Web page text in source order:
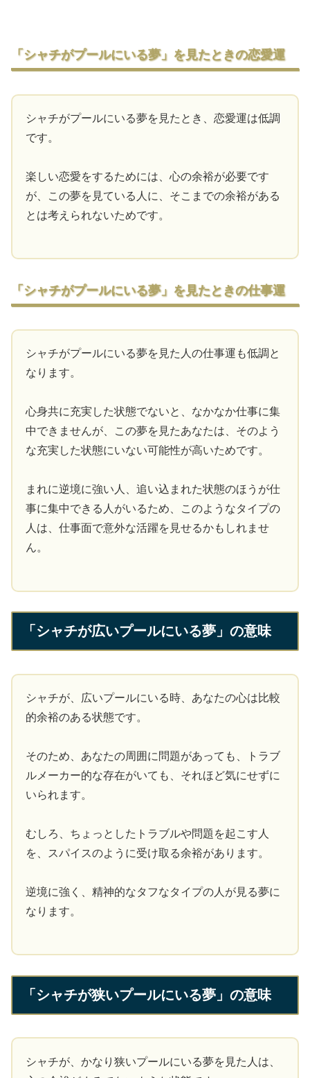
「シャチがプールにいる夢」を見たときの恋愛運
シャチがプールにいる夢を見たとき、恋愛運は低調
です。
楽しい恋愛をするためには、心の余裕が必要です
が、この夢を見ている人に、そこまでの余裕がある
とは考えられないためです。
「シャチがプールにいる夢」を見たときの仕事運
シャチがプールにいる夢を見た人の仕事運も低調と
なります。
心身共に充実した状態でないと、なかなか仕事に集
中できませんが、この夢を見たあなたは、そのよう
な充実した状態にいない可能性が高いためです。
まれに逆境に強い人、追い込まれた状態のほうが仕
事に集中できる人がいるため、このようなタイプの
人は、仕事面で意外な活躍を見せるかもしれませ
ん。
「シャチが広いプールにいる夢」の意味
シャチが、広いプールにいる時、あなたの心は比較
的余裕のある状態です。
そのため、あなたの周囲に問題があっても、トラブ
ルメーカー的な存在がいても、それほど気にせずに
いられます。
むしろ、ちょっとしたトラブルや問題を起こす人
を、スパイスのように受け取る余裕があります。
逆境に強く、精神的なタフなタイプの人が見る夢に
なります。
「シャチが狭いプールにいる夢」の意味
シャチが、かなり狭いプールにいる夢を見た人は、